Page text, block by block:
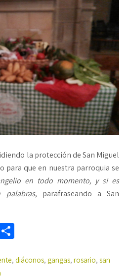
la protección de San Miguel
para que en nuestra parroquia se
en todo momento, y si es
palabras, parafraseando a San
m
, diáconos, gangas, rosario, san